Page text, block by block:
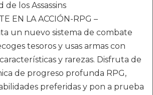
de los Assassins
EN LA ACCIÓN-RPG –
un nuevo sistema de combate
tesoros y usas armas con
y rarezas. Disfruta de
de progreso profunda RPG,
preferidas y pon a prueba